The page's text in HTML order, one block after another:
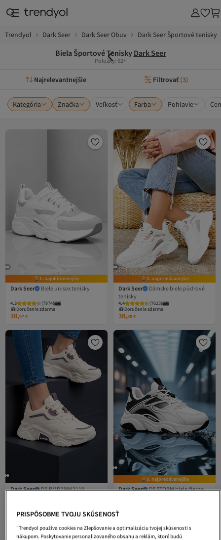
Trendyol Dark Seer Dark Seer Obuv Dark Seer Športové tenisky
Biela Športové Tenisky Dark Seer
Položky: 62+
Najrelevantnejšie Filtrovať (3)
Kategória Značka Veľkosť Farba Pohlavie
1. najobľúbenejšie
Dark Seer Biele unisex tenisky
4.3 (7974)
Doručenie zdarma
38,97€
3. najpredávanejšie
Dark Seer
Dámske biele púdrové
tenisky
4.4 (7623)
Doručenie zdarma
38,88€
Dark Seer
DS.PMD239K2110
Doručenie zdarma
39, 27€
9. najpredávanejšie
Dark Seer
DS STORM biele čierne
PRISPÔSOBME TVOJU SKÚSENOSŤ
"Trendyol používa cookies na Zlepšovanie a optimalizáciu tvojej skúsenosti s
nákupom. Poskytovanie personalizovaného obsahu a reklám, ktoré budú